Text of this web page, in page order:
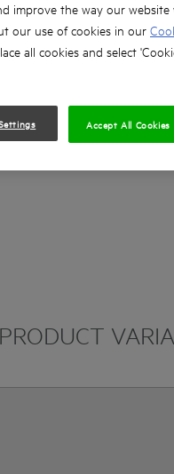
Stofpoort met DEK 26
Geleverd inclusief 4 m
improve the way our
our use of cookies in our
all cookies and select
Accept All Cookies